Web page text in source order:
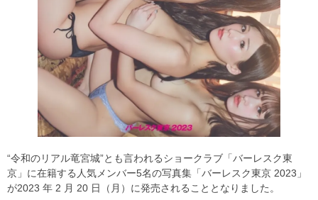
“令和のリアル竜宮城”とも言われるショークラブ「バーレスク東
京」に在籍する人気メンバー5名の写真集「バーレスク東京 2023」
が2023 年 2 月 20 日（月）に発売されることとなりました。